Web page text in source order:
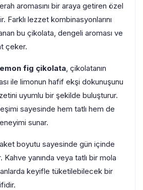
aromasını bir araya getiren özel
Farklı lezzet kombinasyonlarını
bu çikolata, dengeli aroması ve
çeker.
fig çikolata , çikolatanın
ile limonun hafif ekşi dokunuşunu
uyumlu bir şekilde buluşturur.
sayesinde hem tatlı hem de
sunar.
boyutu sayesinde gün içinde
yanında veya tatlı bir mola
keyifle tüketilebilecek bir